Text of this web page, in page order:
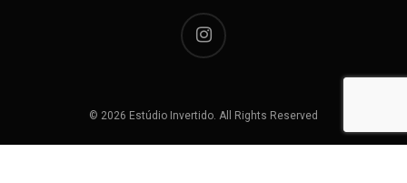
instagram
© 2026 Estúdio Invertido. All Rights Reserved